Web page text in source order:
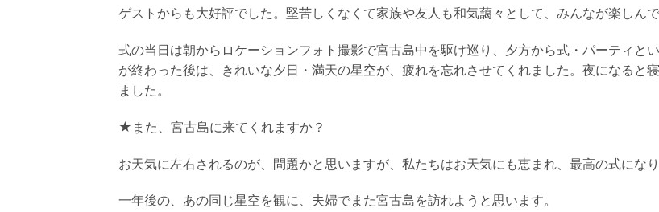
ゲストからも大好評でした。堅苦しくなくて家族や友人も和気藹々として、 みんなが楽しん
式の当日は朝からロケーションフォト撮影で宮古島中を駆け巡り、夕方から式・パーティとい
が終わった後は、 きれいな夕日・満天の星空が、 疲れを忘れさせてくれました。夜になると
ました。
★また、宮古島に来てくれますか？
お天気に左右されるのが、問題かと思いますが、私たちはお天気にも恵まれ、最高の式になり
一年後の、あの同じ星空を観に、夫婦でまた宮古島を訪れようと思います。